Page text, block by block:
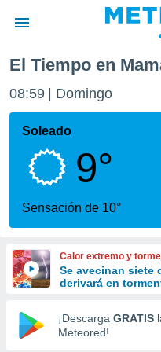
de
por
que se
calidad.
a este
las
y
forma
digital
basada
El Tiempo en
08:59 Domingo
Soleado
9°
Sensación de 10°
Calor extremo y
Se avecinan siete
derivará en
¡Descarga GRATIS
Meteored!